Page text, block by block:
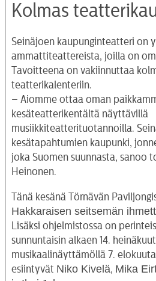
Kolmas
Seinäjoen kaupunginteatteri on
ammattiteattereista, joilla on
Tavoitteena on vakiinnuttaa
teatterikalenteriin.
– Aiomme ottaa oman
kesäteatterikentältä näyttävillä
musiikkiteatterituotannoilla.
kesätapahtumien kaupunki,
joka Suomen suunnasta, sanoo
Heinonen.
Tänä kesänä Törnävän
Hakkaraisen seitsemän
Lisäksi ohjelmistossa on
sunnuntaisin alkaen 14.
musikaalinäyttämöllä 7.
esiintyvät Niko Kivelä, Mika